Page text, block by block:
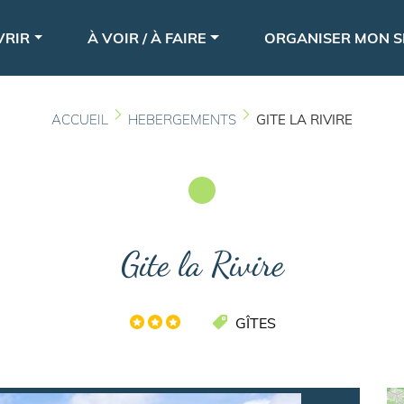
au
principal
À VOIR / À FAIRE ORGANISER MON
ACCUEIL HEBERGEMENTS GITE LA RIVIRE
Gite la Rivire
GÎTES